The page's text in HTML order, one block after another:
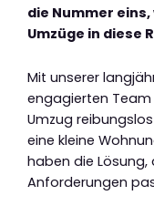
die Nummer
Umzüge in diese
Mit unserer
engagierten
Umzug
eine kleine
haben die Lösung,
Anforderungen